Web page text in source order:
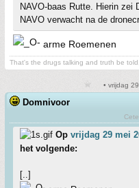
NAVO-baas Rutte. Hierin zei
NAVO verwacht na de
arme Roemenen
That's the drugs talking and truth be
• vrijdag
Domnivoor
Op vrijdag 29 mei
het volgende:
[..]